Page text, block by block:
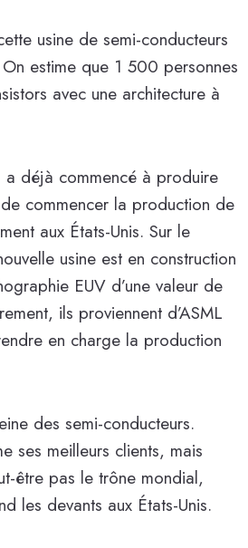
usine de semi-conducteurs
estime que 1 500 personnes
avec une architecture à
a déjà commencé à produire
commencer la production de
aux États-Unis. Sur le
usine est en construction
EUV d’une valeur de
ils proviennent d’ASML
en charge la production
des semi-conducteurs.
ses meilleurs clients, mais
être pas le trône mondial,
les devants aux États-Unis.